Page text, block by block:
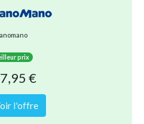
de plusieurs envois séparés.
soucis !
pouvoir profiter sans soucis de
structure très robuste grâce
solaire qui isole et empêche la
package.
prix
€
l'offre